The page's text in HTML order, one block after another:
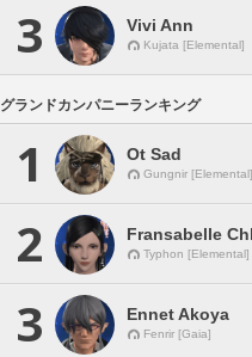
3 Vivi Ann
Kujata [Elemental]
グランドカンパニーランキング
1 Ot Sad
Gungnir [Elemental]
2 Fransabelle
Typhon [Elemental]
3 Ennet Akoya
Fenrir [Gaia]